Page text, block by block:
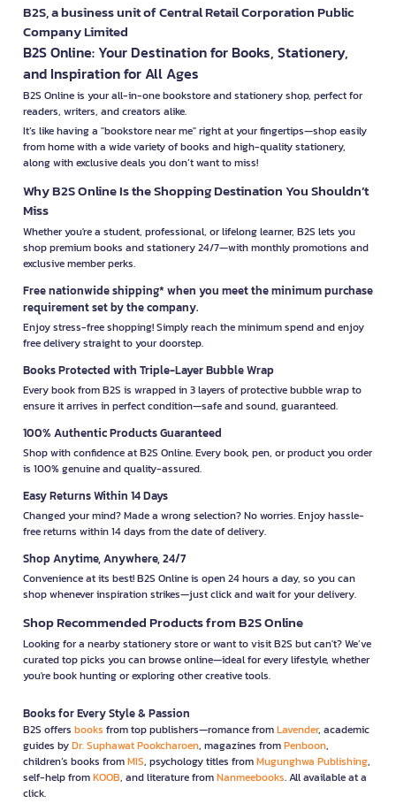
B2S, a business unit of Central Retail Corporation Public
Company Limited
B2S Online: Your Destination for Books, Stationery,
and Inspiration for All Ages
B2S Online is your all-in-one bookstore and stationery shop, perfect for
readers, writers, and creators alike.
It’s like having a "bookstore near me" right at your fingertips—shop easily
from home with a wide variety of books and high-quality stationery,
along with exclusive deals you don’t want to miss!
Why B2S Online Is the Shopping Destination You Shouldn’t
Miss
Whether you're a student, professional, or lifelong learner, B2S lets you
shop premium books and stationery 24/7—with monthly promotions and
exclusive member perks.
Free nationwide shipping* when you meet the minimum purchase
requirement set by the company.
Enjoy stress-free shopping! Simply reach the minimum spend and enjoy
free delivery straight to your doorstep.
Books Protected with Triple-Layer Bubble Wrap
Every book from B2S is wrapped in 3 layers of protective bubble wrap to
ensure it arrives in perfect condition—safe and sound, guaranteed.
100% Authentic Products Guaranteed
Shop with confidence at B2S Online. Every book, pen, or product you order
is 100% genuine and quality-assured.
Easy Returns Within 14 Days
Changed your mind? Made a wrong selection? No worries. Enjoy hassle-
free returns within 14 days from the date of delivery.
Shop Anytime, Anywhere, 24/7
Convenience at its best! B2S Online is open 24 hours a day, so you can
shop whenever inspiration strikes—just click and wait for your delivery.
Shop Recommended Products from B2S Online
Looking for a nearby stationery store or want to visit B2S but can't? We’ve
curated top picks you can browse online—ideal for every lifestyle, whether
you're book hunting or exploring other creative tools.
Books for Every Style & Passion
B2S offers books from top publishers—romance fromLavender, academic
guides byDr. Suphawat Pookcharoen, magazines fromPenboon,
children’s books fromMIS, psychology titles fromMugunghwa Publishing,
self-help fromKOOB, and literature fromNanmeebooks. All available at a
click.